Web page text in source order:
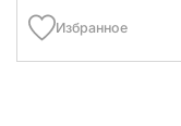
Избранное